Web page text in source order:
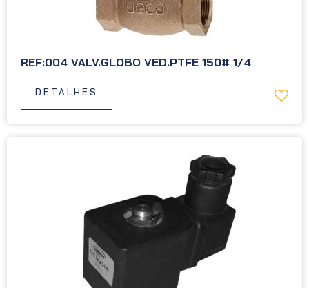
REF:004 VALV.GLOBO VED.PTFE 150# 1/4
DETALHES